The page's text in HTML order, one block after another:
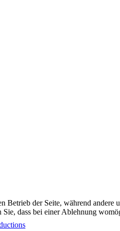
der Seite, während
dass bei einer Ablehnung